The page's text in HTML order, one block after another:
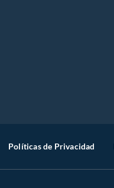
Políticas de Privacidad